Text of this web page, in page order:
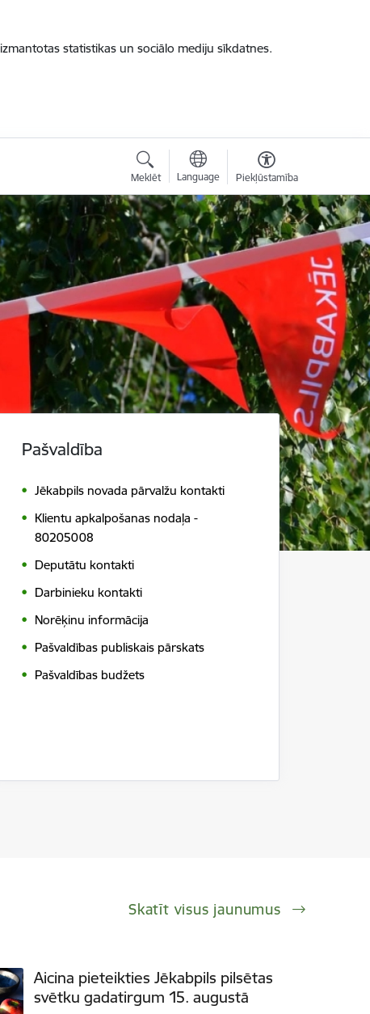
statistikas un sociālo mediju sīkdatnes.
Meklēt Language Piekļūstamība
Pašvaldība
Jēkabpils novada pārvalžu kontakti
Klientu apkalpošanas nodaļa -
80205008
Deputātu kontakti
Darbinieku kontakti
Norēķinu informācija
Pašvaldības publiskais pārskats
Pašvaldības budžets
Skatīt visus jaunumus
Aicina pieteikties Jēkabpils pilsētas
svētku gadatirgum 15. augustā